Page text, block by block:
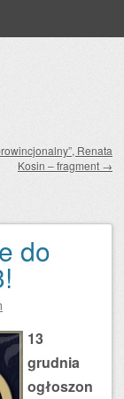
Renata
Kosin – fragment →
do
13
grudnia
ogłoszon